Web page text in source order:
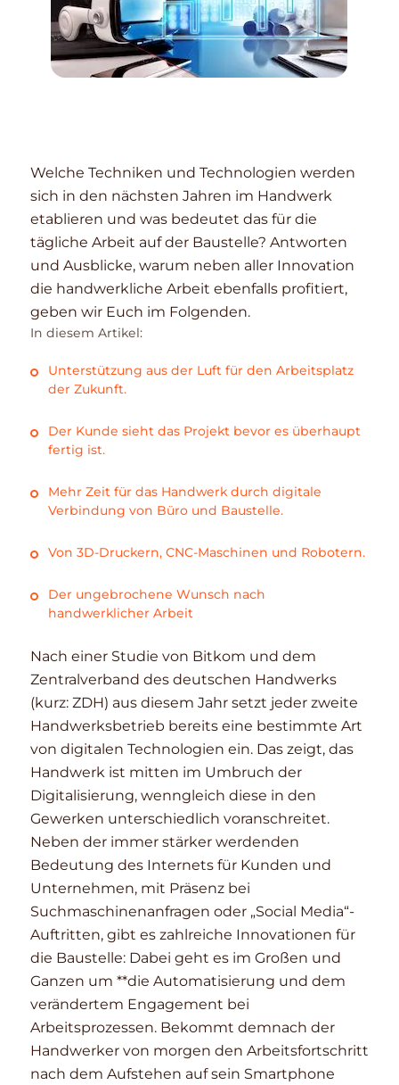
Welche Techniken und Technologien werden
sich in den nächsten Jahren im Handwerk
etablieren und was bedeutet das für die
tägliche Arbeit auf der Baustelle? Antworten
und Ausblicke, warum neben aller Innovation
die handwerkliche Arbeit ebenfalls profitiert,
geben wir Euch im Folgenden.
In diesem Artikel:
Unterstützung aus der Luft für den Arbeitsplatz
der Zukunft.
Der Kunde sieht das Projekt bevor es überhaupt
fertig ist.
Mehr Zeit für das Handwerk durch digitale
Verbindung von Büro und Baustelle.
Von 3D-Druckern, CNC-Maschinen und Robotern.
Der ungebrochene Wunsch nach
handwerklicher Arbeit
Nach einer Studie von Bitkom und dem
Zentralverband des deutschen Handwerks
(kurz: ZDH) aus diesem Jahr setzt jeder zweite
Handwerksbetrieb bereits eine bestimmte Art
von digitalen Technologien ein. Das zeigt, das
Handwerk ist mitten im Umbruch der
Digitalisierung, wenngleich diese in den
Gewerken unterschiedlich voranschreitet.
Neben der immer stärker werdenden
Bedeutung des Internets für Kunden und
Unternehmen, mit Präsenz bei
Suchmaschinenanfragen oder „Social Media“-
Auftritten, gibt es zahlreiche Innovationen für
die Baustelle: Dabei geht es im Großen und
Ganzen um **die Automatisierung und dem
verändertem Engagement bei
Arbeitsprozessen. Bekommt demnach der
Handwerker von morgen den Arbeitsfortschritt
nach dem Aufstehen auf sein Smartphone